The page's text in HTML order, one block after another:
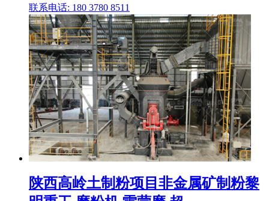
联系电话: 180 3780 8511
陕西高岭土制粉项目非金属矿制粉黎